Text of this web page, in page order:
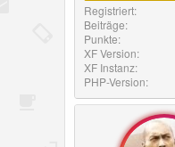
Registriert
Beiträge
Punkte
XF Version
XF Instanz
PHP-Version